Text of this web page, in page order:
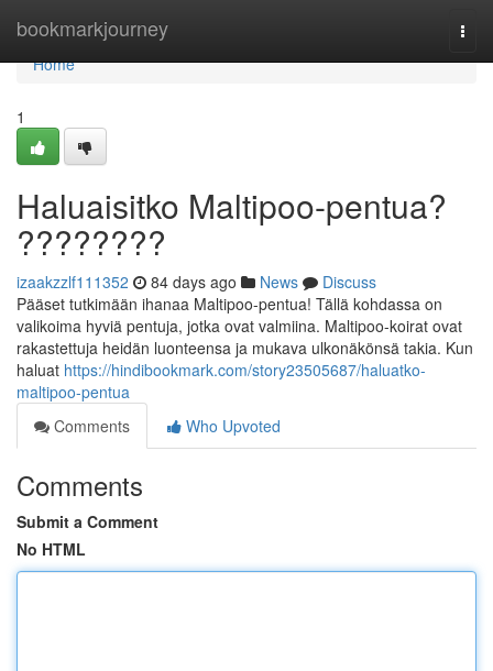
bookmarkjourney
Home
Home
1
Haluaisitko Maltipoo-pentua?
????????
izaakzzlf111352 84 days ago News
Discuss
Pääset tutkimään ihanaa Maltipoo-pentua! Tällä kohdassa on
valikoima hyviä pentuja, jotka ovat valmiina. Maltipoo-koirat ovat
rakastettuja heidän luonteensa ja mukava ulkonäkönsä takia. Kun
haluat https://hindibookmark.com/story23505687/haluatko-
maltipoo-pentua
Comments
Who Upvoted
Comments
Submit a Comment
No HTML